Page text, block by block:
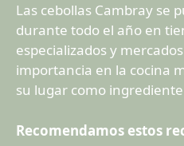
Las cebollas Cambray se
durante todo el año en
especializados y
importancia en la cocina
su lugar como
Recomendamos estos